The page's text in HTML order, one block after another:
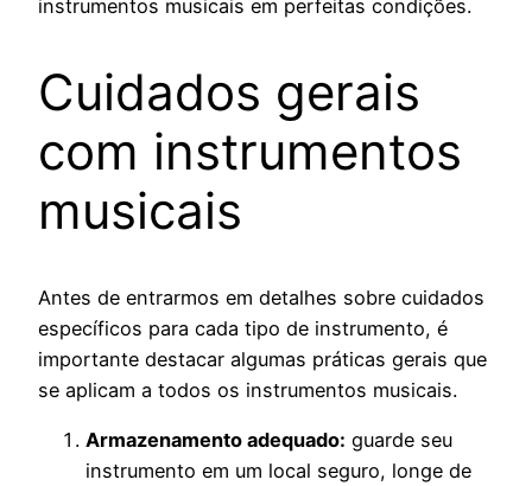
instrumentos musicais em perfeitas condições.
Cuidados gerais
com instrumentos
musicais
Antes de entrarmos em detalhes sobre cuidados
específicos para cada tipo de instrumento, é
importante destacar algumas práticas gerais que
se aplicam a todos os instrumentos musicais.
Armazenamento adequado: guarde seu
instrumento em um local seguro, longe de